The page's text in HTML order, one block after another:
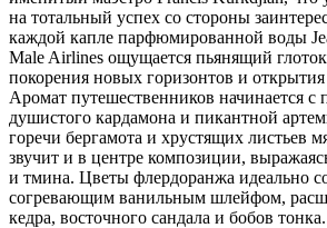
на тотальный успех со стороны
каждой капле парфюмированной воды
Male Airlines ощущается пьянящий
покорения новых горизонтов и
Аромат путешественников начинается с
душистого кардамона и пикантной
горечи бергамота и хрустящих листьев
звучит и в центре композиции,
и тмина. Цветы флердоранжа идеально
согревающим ванильным шлейфом,
кедра, восточного сандала и бобов тонка.